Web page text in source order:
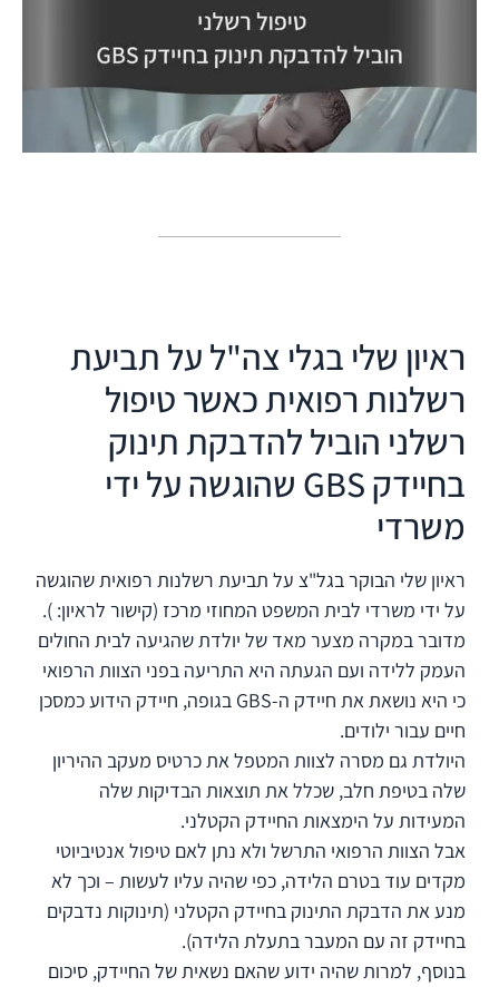
ראיון שלי בגלי צה"ל על תביעת
רשלנות רפואית כאשר טיפול
רשלני הוביל להדבקת תינוק
בחיידק GBS שהוגשה על ידי
משרדי
ראיון שלי הבוקר בגל"צ על תביעת רשלנות רפואית שהוגשה
על ידי משרדי לבית המשפט המחוזי מרכז (קישור לראיון: ).
מדובר במקרה מצער מאד של יולדת שהגיעה לבית החולים
העמק ללידה ועם הגעתה היא התריעה בפני הצוות הרפואי
כי היא נושאת את חיידק ה-GBS בגופה, חיידק הידוע כמסכן
חיים עבור ילודים.
היולדת גם מסרה לצוות המטפל את כרטיס מעקב ההיריון
שלה בטיפת חלב, שכלל את תוצאות הבדיקות שלה
המעידות על הימצאות החיידק הקטלני.
אבל הצוות הרפואי התרשל ולא נתן לאם טיפול אנטיביוטי
מקדים עוד בטרם הלידה, כפי שהיה עליו לעשות – וכך לא
מנע את הדבקת התינוק בחיידק הקטלני (תינוקות נדבקים
בחיידק זה עם המעבר בתעלת הלידה).
בנוסף, למרות שהיה ידוע שהאם נשאית של החיידק, סיכום